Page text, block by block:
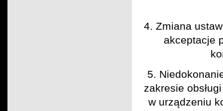
4. Zmiana
akceptacje
5.
zakresie
w urządzeniu